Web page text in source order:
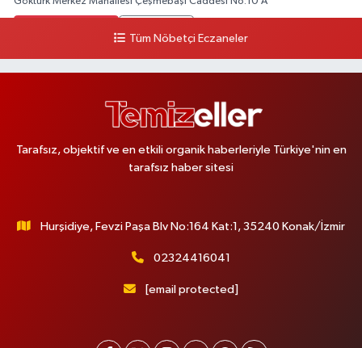
Yol Tarifi Al
Bulvar Eczanesi
Ahmet Yesevi Mahallesi Abbas Medeni Sokak 17 A Çiftlik köprüsünü
Halıcıoğlu Eczanesi
0 (212) 369 45 49 Yol Tarifi Al
Tüm Nöbetçi Eczaneler
Tarafsız, objektif ve en etkili organik haberleriyle Türkiye'nin en
tarafsız haber sitesi
Hurşidiye, Fevzi Paşa Blv No:164 Kat:1, 35240 Konak/İzmir
02324416041
[email protected]